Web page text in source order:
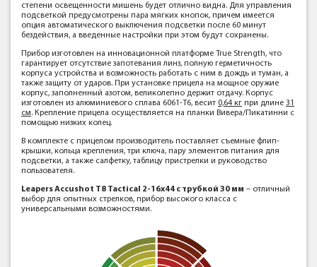
степени освещенности мишень будет отлично видна. Для управления
подсветкой предусмотрены пара мягких кнопок, причем имеется
опция автоматического выключения подсветки после 60 минут
бездействия, а введенные настройки при этом будут сохранены.
Прибор изготовлен на инновационной платформе True Strength, что
гарантирует отсутствие запотевания линз, полную герметичность
корпуса устройства и возможность работать с ним в дождь и туман, а
также защиту от ударов. При установке прицела на мощное оружие
корпус, заполненный азотом, великолепно держит отдачу. Корпус
изготовлен из алюминиевого сплава 6061-Т6, весит 0,64 кг при длине 31
см. Крепление прицела осуществляется на планки Вивера/Пикатинни с
помощью низких колец.
В комплекте с прицелом производитель поставляет съемные флип-
крышки, кольца крепления, три ключа, пару элементов питания для
подсветки, а также салфетку, таблицу пристрелки и руководство
пользователя.
Leapers Accushot T8 Tactical 2-16x44 с трубкой 30 мм – отличный
выбор для опытных стрелков, прибор высокого класса с
универсальными возможностями.